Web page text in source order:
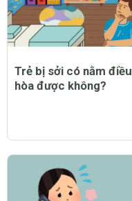
Trẻ bị sởi có nằm điều
hòa được không?